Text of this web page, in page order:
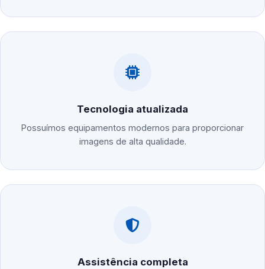
Tecnologia atualizada
Possuímos equipamentos modernos para proporcionar
imagens de alta qualidade.
Assistência completa